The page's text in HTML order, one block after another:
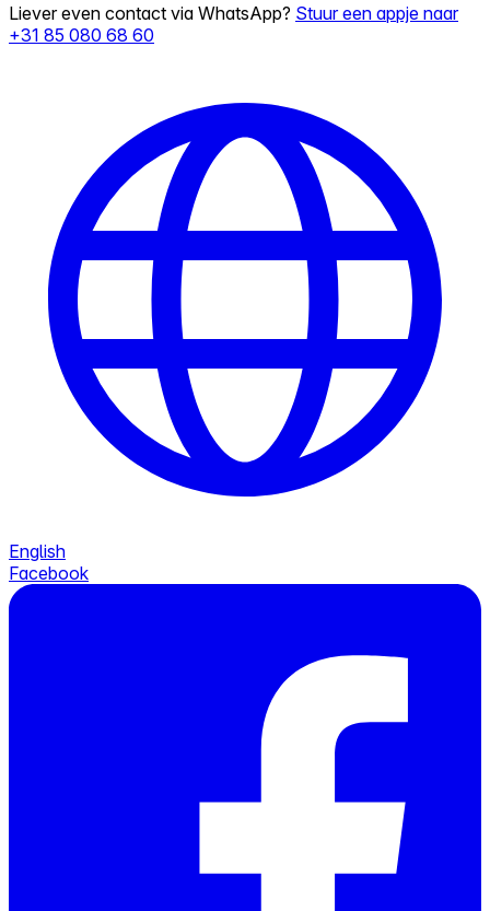
Liever even contact via WhatsApp? Stuur een appje naar
+31 85 080 68 60
English
Facebook